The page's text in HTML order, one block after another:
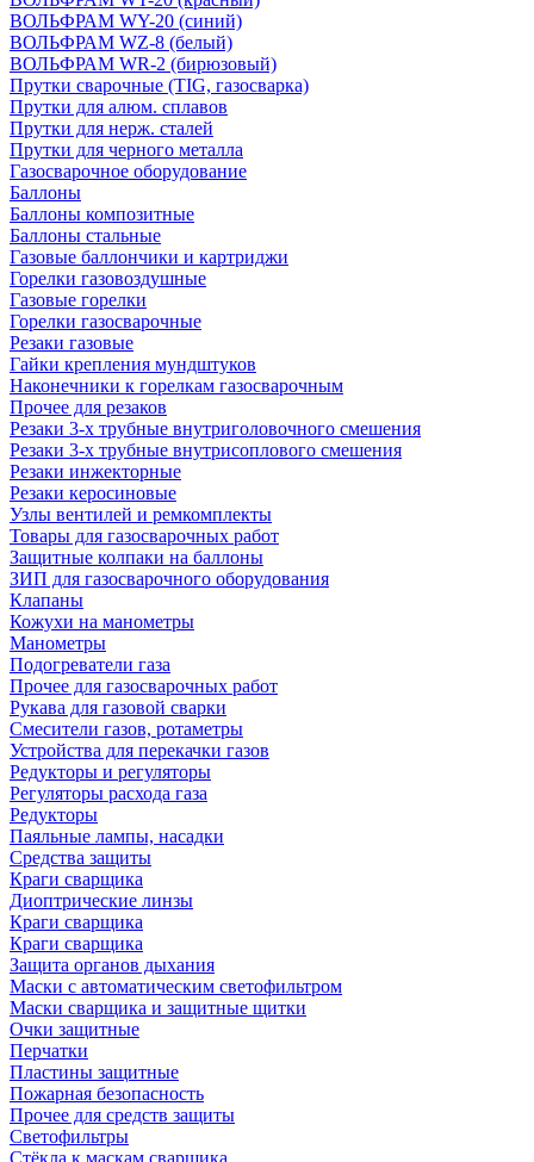
ВОЛЬФРАМ WY-20 (синий)
ВОЛЬФРАМ WZ-8 (белый)
ВОЛЬФРАМ WR-2 (бирюзовый)
Прутки сварочные (TIG, газосварка)
Прутки для алюм. сплавов
Прутки для нерж. сталей
Прутки для черного металла
Газосварочное оборудование
Баллоны
Баллоны композитные
Баллоны стальные
Газовые баллончики и картриджи
Горелки газовоздушные
Газовые горелки
Горелки газосварочные
Резаки газовые
Гайки крепления мундштуков
Наконечники к горелкам газосварочным
Прочее для резаков
Резаки 3-х трубные внутриголовочного смешения
Резаки 3-х трубные внутрисоплового смешения
Резаки инжекторные
Резаки керосиновые
Узлы вентилей и ремкомплекты
Товары для газосварочных работ
Защитные колпаки на баллоны
ЗИП для газосварочного оборудования
Клапаны
Кожухи на манометры
Манометры
Подогреватели газа
Прочее для газосварочных работ
Рукава для газовой сварки
Смесители газов, ротаметры
Устройства для перекачки газов
Редукторы и регуляторы
Регуляторы расхода газа
Редукторы
Паяльные лампы, насадки
Средства защиты
Краги сварщика
Диоптрические линзы
Краги сварщика
Краги сварщика
Защита органов дыхания
Маски с автоматическим светофильтром
Маски сварщика и защитные щитки
Очки защитные
Перчатки
Пластины защитные
Пожарная безопасность
Прочее для средств защиты
Светофильтры
Стёкла к маскам сварщика